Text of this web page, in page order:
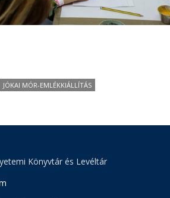
JÓKAI MÓR-EMLÉKKIÁLLÍTÁS
Könyvtár és Levéltár